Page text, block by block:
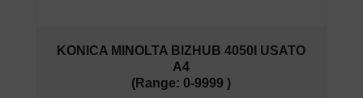
KONICA MINOLTA BIZHUB 4050I USATO
A4
(Range: 0-9999 )